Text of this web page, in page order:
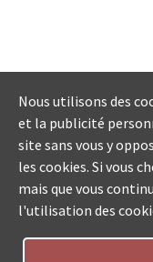
Nous utilisons des
et la publicité
site sans vous y
les cookies. Si vous
mais que vous
l'utilisation des